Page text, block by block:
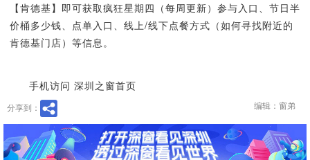
【肯德基】即可获取疯狂星期四（每周更新）参与入口、节日半
价桶多少钱、点单入口、线上/线下点餐方式（如何寻找附近的
肯德基门店）等信息。
手机访问 深圳之窗首页
分享到： 编辑：窗弟